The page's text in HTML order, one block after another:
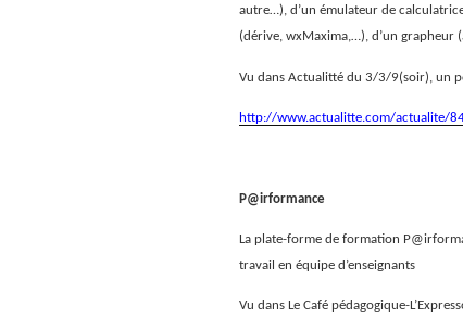
autre…), d’un émulateur de
(dérive, wxMaxima,…), d’un grapheur
Vu dans Actualitté du 3/3/9(soir), un
http://www.actualitte.com/actualite/
P@irformance
La plate-forme de formation
travail en équipe d’enseignants
Vu dans Le Café pédagogique-